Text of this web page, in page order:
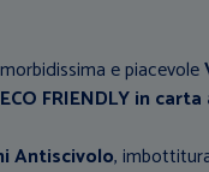
e piacevole
FRIENDLY in carta
Antiscivolo,